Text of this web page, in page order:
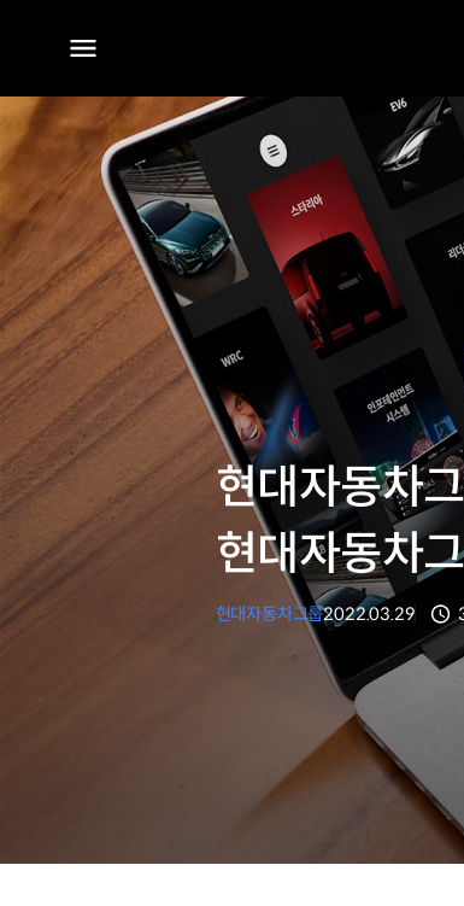
전체
메뉴
현대자동차
현대자동차
현대자동차그룹2022.03.29